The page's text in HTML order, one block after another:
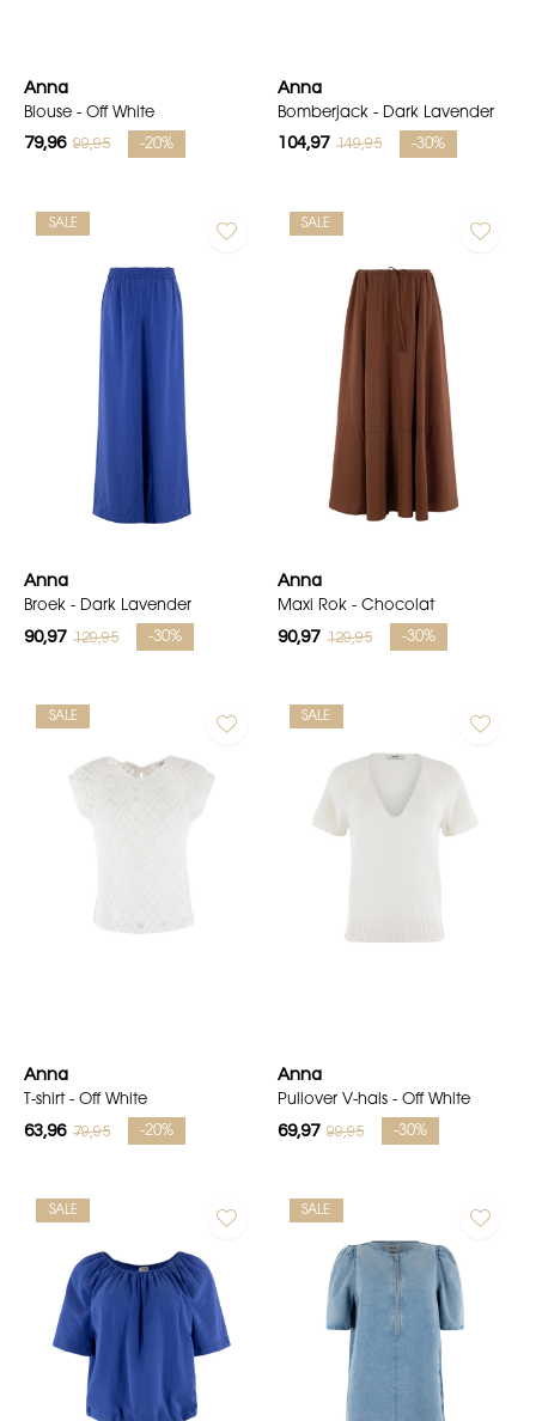
Anna
Blouse - Off White
79,96 99,95 -20%
Anna
Bomberjack - Dark Lavender
104,97 149,95 -30%
SALE
Anna
Broek - Dark Lavender
90,97 129,95 -30%
SALE
Anna
Maxi Rok - Chocolat
90,97 129,95 -30%
SALE
Anna
T-shirt - Off White
63,96 79,95 -20%
SALE
Anna
Pullover V-hals - Off White
69,97 99,95 -30%
SALE SALE